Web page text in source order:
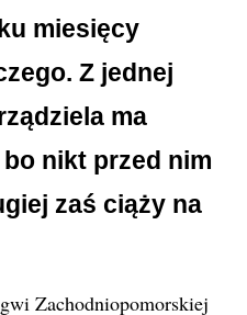
miesięcy
Z jednej
ma
bo nikt przed nim
zaś ciąży na
Zachodniopomorskiej